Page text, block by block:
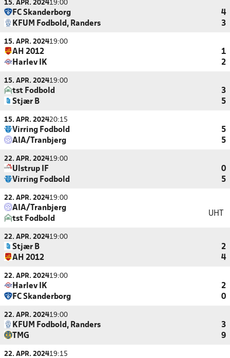
15. APR. 202419:00
FC Skanderborg
4
KFUM Fodbold, Randers
3
15. APR. 202419:00
AH 2012
1
Harlev IK
2
15. APR. 202419:00
tst Fodbold
3
Stjær B
5
15. APR. 202420:15
Virring Fodbold
5
AIA/Tranbjerg
5
22. APR. 202419:00
Ulstrup IF
0
Virring Fodbold
5
22. APR. 202419:00
AIA/Tranbjerg
tst Fodbold
UHT
22. APR. 202419:00
Stjær B
2
AH 2012
4
22. APR. 202419:00
Harlev IK
2
FC Skanderborg
0
22. APR. 202419:00
KFUM Fodbold, Randers
3
TMG
9
22. APR. 202419:15